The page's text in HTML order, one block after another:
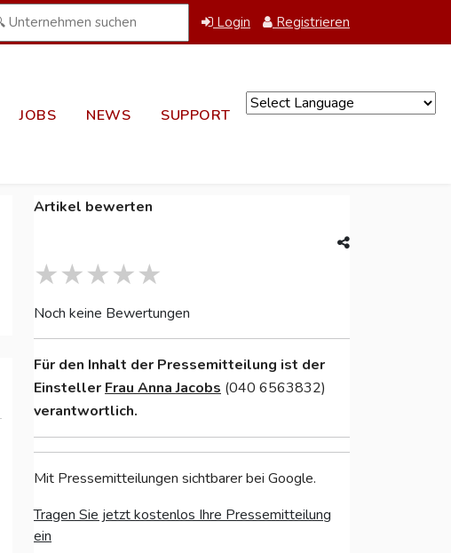
Login Registrieren
JOBS NEWS SUPPORT
Artikel bewerten
Noch keine Bewertungen
Für den Inhalt der Pressemitteilung ist der
Einsteller Frau Anna Jacobs (040 6563832)
verantwortlich.
Mit Pressemitteilungen sichtbarer bei Google.
Tragen Sie jetzt kostenlos Ihre Pressemitteilung
ein